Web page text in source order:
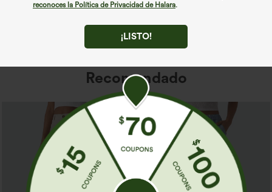
reconoces la Política de Privacidad de Halara.
¡LISTO!
Recomendado